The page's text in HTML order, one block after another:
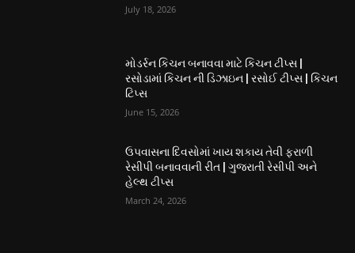
July 18, 2026
મોડર્રન કિચન બનાવવા માટે કિચન ટીપ્સ |
રસોડામાં કિચન ની ડિઝાઇન | રસોઈ ટીપ્સ | કિચન
ટિપ્સ
June 15, 2026
ઉપવાસના દિવસોમાં ખાય શકાય તેવી ફરાળી
રેસીપી બનાવવાની રીત | ગુજરાતી રેસીપી અને
હેલ્થ ટીપ્સ
March 24, 2026